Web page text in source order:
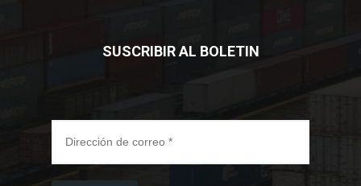
SUSCRIBIR AL BOLETIN